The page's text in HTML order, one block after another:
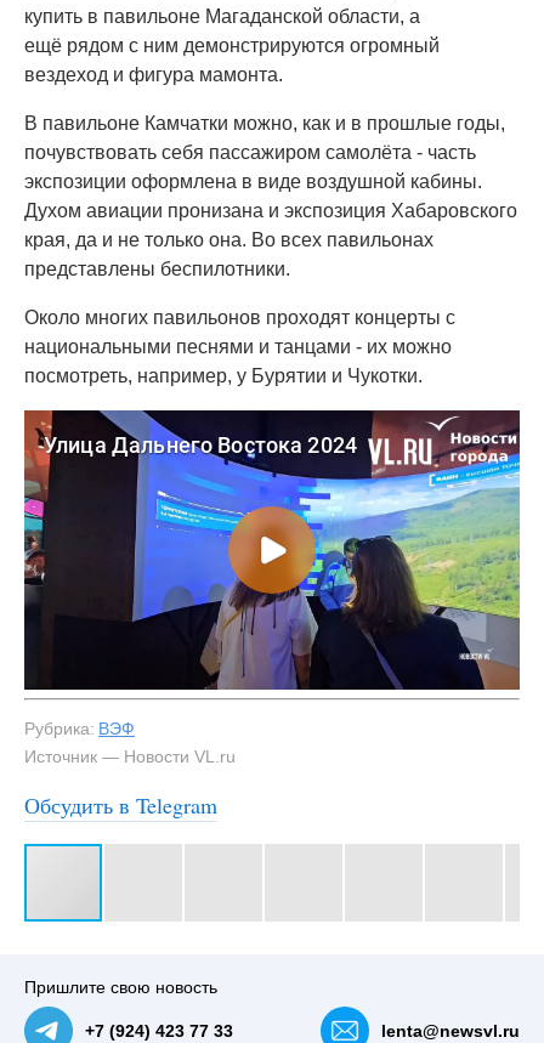
купить в павильоне Магаданской области, а
ещё рядом с ним демонстрируются огромный
вездеход и фигура мамонта.
В павильоне Камчатки можно, как и в прошлые годы,
почувствовать себя пассажиром самолёта - часть
экспозиции оформлена в виде воздушной кабины.
Духом авиации пронизана и экспозиция Хабаровского
края, да и не только она. Во всех павильонах
представлены беспилотники.
Около многих павильонов проходят концерты с
национальными песнями и танцами - их можно
посмотреть, например, у Бурятии и Чукотки.
Рубрика: ВЭФ
Источник — Новости VL.ru
Обсудить в Telegram
Пришлите свою новость
+7 (924) 423 77 33 lenta@newsvl.ru